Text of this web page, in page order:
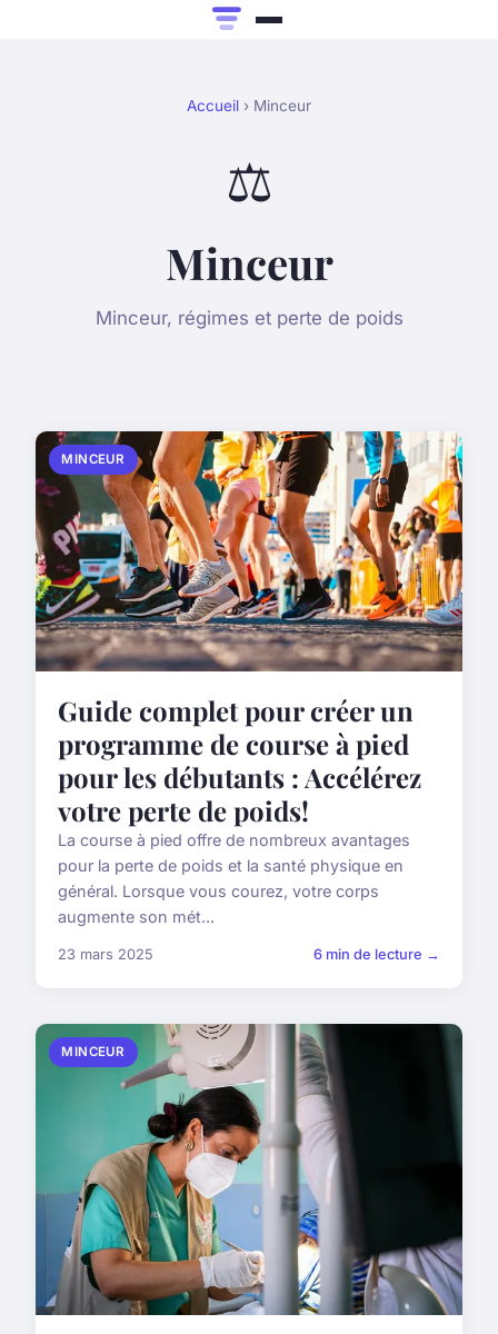
Accueil › Minceur
⚖️
Minceur
Minceur, régimes et perte de poids
MINCEUR
Guide complet pour créer un
programme de course à pied
pour les débutants : Accélérez
votre perte de poids!
La course à pied offre de nombreux avantages
pour la perte de poids et la santé physique en
général. Lorsque vous courez, votre corps
augmente son mét...
23 mars 2025 6 min de lecture →
MINCEUR